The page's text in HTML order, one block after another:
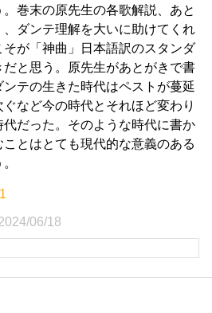
巻末の原先生の各歌解説、あと
、ダンテ理解を大いに助けてくれ
そが「神曲」日本語訳のスタンダ
だと思う。原先生があとがきで書
テの生きた時代はペストが蔓延
ぐなど今の時代とそれほど変わり
だった。そのような時代に書か
とはとても現代的な意義のある
06/18